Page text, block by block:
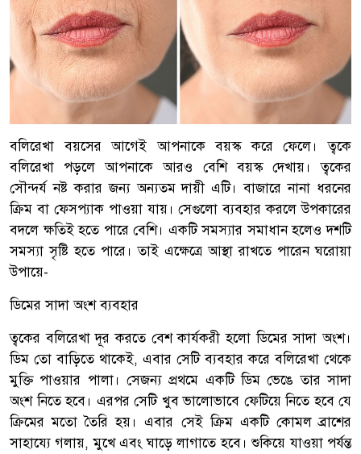
বলিরেখা বয়সের আগেই আপনাকে বয়স্ক করে ফেলে। ত্বকে
বলিরেখা পড়লে আপনাকে আরও বেশি বয়স্ক দেখায়। ত্বকের
সৌন্দর্য নষ্ট করার জন্য অন্যতম দায়ী এটি। বাজারে নানা ধরনের
ক্রিম বা ফেসপ্যাক পাওয়া যায়। সেগুলো ব্যবহার করলে উপকারের
বদলে ক্ষতিই হতে পারে বেশি। একটি সমস্যার সমাধান হলেও দশটি
সমস্যা সৃষ্টি হতে পারে। তাই এক্ষেত্রে আস্থা রাখতে পারেন ঘরোয়া
উপায়ে-
ডিমের সাদা অংশ ব্যবহার
ত্বকের বলিরেখা দূর করতে বেশ কার্যকরী হলো ডিমের সাদা অংশ।
ডিম তো বাড়িতে থাকেই, এবার সেটি ব্যবহার করে বলিরেখা থেকে
মুক্তি পাওয়ার পালা। সেজন্য প্রথমে একটি ডিম ভেঙে তার সাদা
অংশ নিতে হবে। এরপর সেটি খুব ভালোভাবে ফেটিয়ে নিতে হবে যে
ক্রিমের মতো তৈরি হয়। এবার সেই ক্রিম একটি কোমল ব্রাশের
সাহায্যে গলায়, মুখে এবং ঘাড়ে লাগাতে হবে। শুকিয়ে যাওয়া পর্যন্ত